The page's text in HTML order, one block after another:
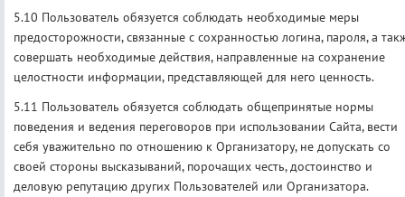
5.10 Пользователь обязуется соблюдать необходимые меры
предосторожности, связанные с сохранностью логина, пароля, а
совершать необходимые действия, направленные на сохранение
целостности информации, представляющей для него ценность.
5.11 Пользователь обязуется соблюдать общепринятые нормы
поведения и ведения переговоров при использовании Сайта, вести
себя уважительно по отношению к Организатору, не допускать со
своей стороны высказываний, порочащих честь, достоинство и
деловую репутацию других Пользователей или Организатора.